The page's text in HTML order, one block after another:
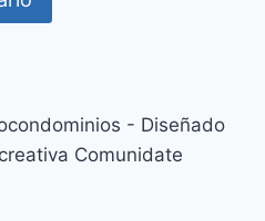
- Diseñado
Comunidate